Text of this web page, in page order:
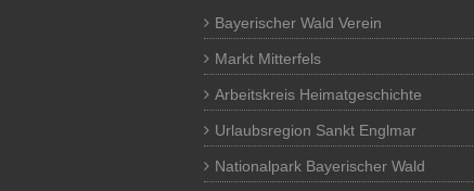
Bayerischer Wald Verein
Markt Mitterfels
Arbeitskreis Heimatgeschichte
Urlaubsregion Sankt Englmar
Nationalpark Bayerischer Wald